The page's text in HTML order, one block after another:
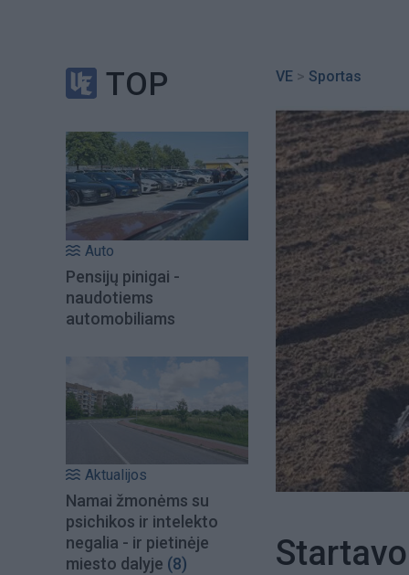
TOP
Auto
Pensijų pinigai -
naudotiems
automobiliams
Aktualijos
Namai žmonėms su
psichikos ir intelekto
negalia - ir pietinėje
miesto dalyje (8)
VE > Sportas